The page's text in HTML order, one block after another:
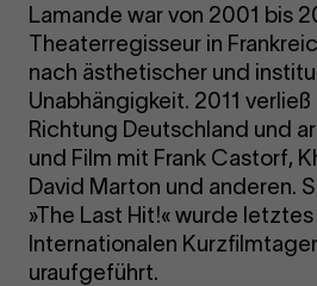
Lamande war von 2001 bis
Theaterregisseur in
nach ästhetischer und
Unabhängigkeit. 2011 verließ
Richtung Deutschland und
und Film mit Frank Castorf,
David Marton und anderen.
»The Last Hit!« wurde
Internationalen
uraufgeführt.